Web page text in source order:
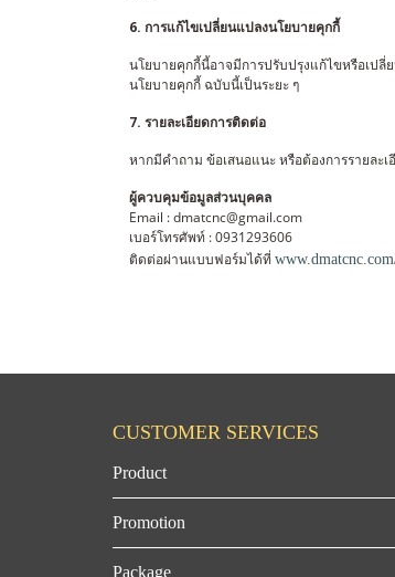
6. การแก้ไขเปลี่ยนแปลงนโยบายคุกกี้
นโยบายคุกกี้นี้อาจมีการปรับปรุงแก้ไขหรือเป
นโยบายคุกกี้ ฉบับนี้เป็นระยะ ๆ
7. รายละเอียดการติดต่อ
หากมีคำถาม ข้อเสนอแนะ หรือต้องการรายล
ผู้ควบคุมข้อมูลส่วนบุคคล
Email : dmatcnc@gmail.com
เบอร์โทรศัพท์ : 0931293606
ติดต่อผ่านแบบฟอร์มได้ที่
CUSTOMER SERVICES
Product
Promotion
Package